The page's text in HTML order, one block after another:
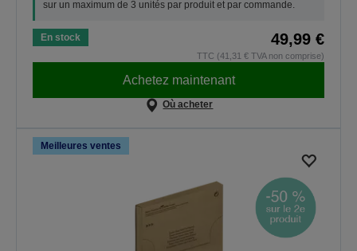
sur un maximum de 3 unités par produit et par commande.
En stock 49,99 €
TTC (41,31 € TVA non comprise)
Achetez maintenant
Où acheter
Meilleures ventes